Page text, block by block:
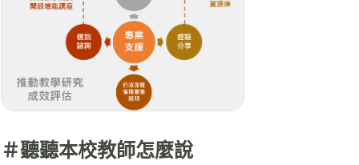
＃聽聽本校教師怎麼說